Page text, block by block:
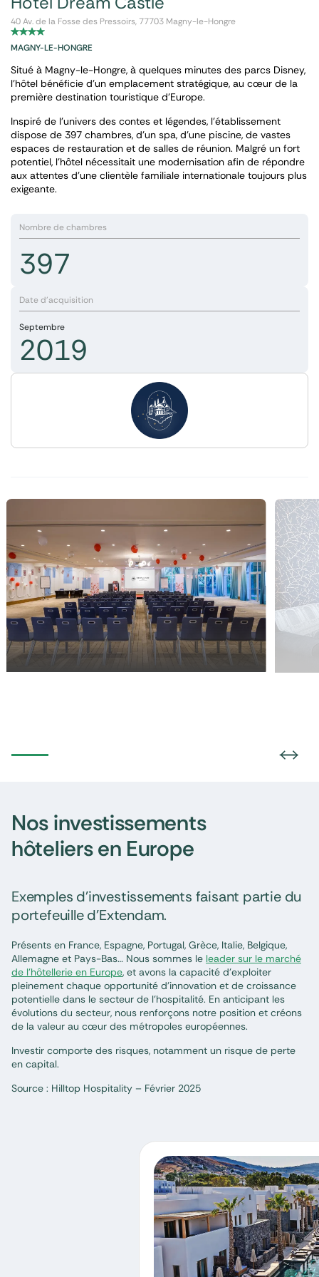
40 Av. de la Fosse des Pressoirs, 77703 Magny-le-Hongre
MAGNY-LE-HONGRE
Situé à Magny-le-Hongre, à quelques minutes des parcs Disney,
l’hôtel bénéficie d’un emplacement stratégique, au cœur de la
première destination touristique d’Europe.
Inspiré de l’univers des contes et légendes, l’établissement
dispose de 397 chambres, d’un spa, d’une piscine, de vastes
espaces de restauration et de salles de réunion. Malgré un fort
potentiel, l’hôtel nécessitait une modernisation afin de répondre
aux attentes d’une clientèle familiale internationale toujours plus
exigeante.
Nombre de chambres
397
Date d'acquisition
Septembre
2019
Nos investissements
hôteliers en Europe
Exemples d’investissements faisant partie du
portefeuille d’Extendam.
Présents en France, Espagne, Portugal, Grèce, Italie, Belgique,
Allemagne et Pays-Bas… Nous sommes le leader sur le marché
de l’hôtellerie en Europe, et avons la capacité d’exploiter
pleinement chaque opportunité d’innovation et de croissance
potentielle dans le secteur de l’hospitalité. En anticipant les
évolutions du secteur, nous renforçons notre position et créons
de la valeur au cœur des métropoles européennes.
Investir comporte des risques, notamment un risque de perte
en capital.
Source : Hilltop Hospitality – Février 2025